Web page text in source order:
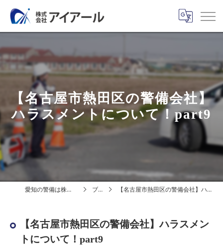
【名古屋市熱田区の警備会社】
ハラスメントについて！part9
愛知の警備は株式会社アイアール ブログ 【名古屋市熱田区の警備会社】ハラスメントについて！part9
【名古屋市熱田区の警備会社】ハラスメン
トについて！part9